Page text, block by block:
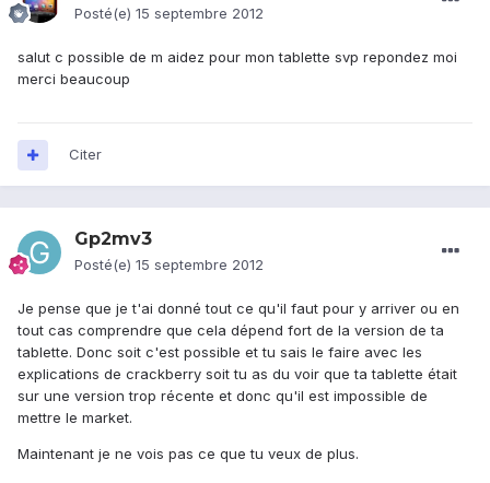
Posté(e) 15 septembre 2012
salut c possible de m aidez pour mon tablette svp repondez moi
merci beaucoup
Citer
Gp2mv3
Posté(e) 15 septembre 2012
Je pense que je t'ai donné tout ce qu'il faut pour y arriver ou en
tout cas comprendre que cela dépend fort de la version de ta
tablette. Donc soit c'est possible et tu sais le faire avec les
explications de crackberry soit tu as du voir que ta tablette était
sur une version trop récente et donc qu'il est impossible de
mettre le market.
Maintenant je ne vois pas ce que tu veux de plus.